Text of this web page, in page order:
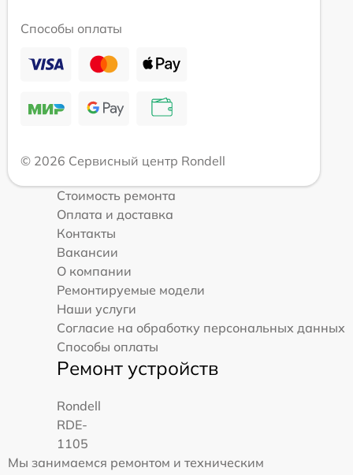
Способы оплаты
© 2026 Сервисный центр Rondell
Стоимость ремонта
Оплата и доставка
Контакты
Вакансии
О компании
Ремонтируемые модели
Наши услуги
Согласие на обработку персональных данных
Способы оплаты
Ремонт устройств
Rondell
RDE-
1105
Мы занимаемся ремонтом и техническим